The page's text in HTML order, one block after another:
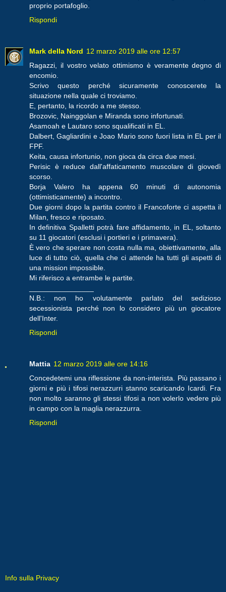
proprio portafoglio.
Rispondi
Mark della Nord 12 marzo 2019 alle ore 12:57
Ragazzi, il vostro velato ottimismo è veramente degno di
encomio.
Scrivo questo perché sicuramente conoscerete la
situazione nella quale ci troviamo.
E, pertanto, la ricordo a me stesso.
Brozovic, Nainggolan e Miranda sono infortunati.
Asamoah e Lautaro sono squalificati in EL.
Dalbert, Gagliardini e Joao Mario sono fuori lista in EL per il
FPF.
Keita, causa infortunio, non gioca da circa due mesi.
Perisic è reduce dall'affaticamento muscolare di giovedì
scorso.
Borja Valero ha appena 60 minuti di autonomia
(ottimisticamente) a incontro.
Due giorni dopo la partita contro il Francoforte ci aspetta il
Milan, fresco e riposato.
In definitiva Spalletti potrà fare affidamento, in EL, soltanto
su 11 giocatori (esclusi i portieri e i primavera).
È vero che sperare non costa nulla ma, obiettivamente, alla
luce di tutto ciò, quella che ci attende ha tutti gli aspetti di
una mission impossible.
Mi riferisco a entrambe le partite.
N.B.: non ho volutamente parlato del sedizioso
secessionista perché non lo considero più un giocatore
dell'Inter.
Rispondi
Mattia 12 marzo 2019 alle ore 14:16
Concedetemi una riflessione da non-interista. Più passano i
giorni e più i tifosi nerazzurri stanno scaricando Icardi. Fra
non molto saranno gli stessi tifosi a non volerlo vedere più
in campo con la maglia nerazzurra.
Rispondi
Info sulla Privacy